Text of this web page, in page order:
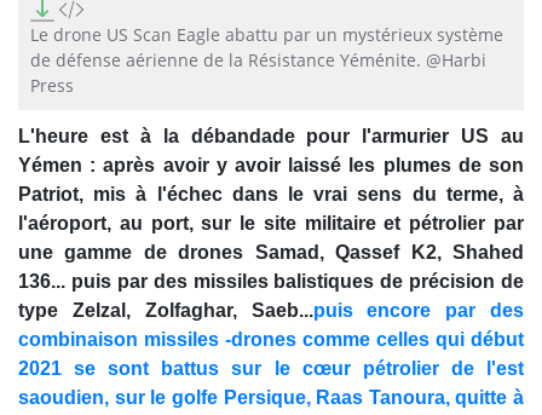
seconds
of
seconds
Le drone US Scan Eagle abattu par un mystérieux système
de défense aérienne de la Résistance Yéménite. @Harbi
Press
L'heure est à la débandade pour l'armurier US au
Yémen : après avoir y avoir laissé les plumes de son
Patriot, mis à l'échec dans le vrai sens du terme, à
l'aéroport, au port, sur le site militaire et pétrolier par
une gamme de drones Samad, Qassef K2, Shahed
136... puis par des missiles balistiques de précision de
type Zelzal, Zolfaghar, Saeb...puis encore par des
combinaison missiles -drones comme celles qui début
2021 se sont battus sur le cœur pétrolier de l'est
saoudien, sur le golfe Persique, Raas Tanoura, quitte à